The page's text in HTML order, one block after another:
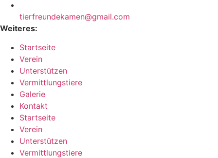
tierfreundekamen@gmail.com
Weiteres:
Startseite
Verein
Unterstützen
Vermittlungstiere
Galerie
Kontakt
Startseite
Verein
Unterstützen
Vermittlungstiere